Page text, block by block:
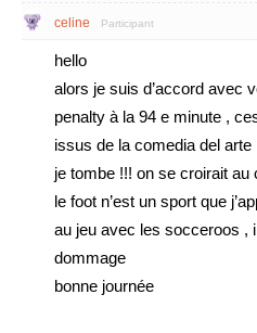
celine Participant
hello
alors je suis d’accord avec
penalty à la 94 e minute ,
issus de la comedia del
je tombe !!! on se croirait au
le foot n’est un sport que
au jeu avec les socceroos ,
dommage
bonne journée